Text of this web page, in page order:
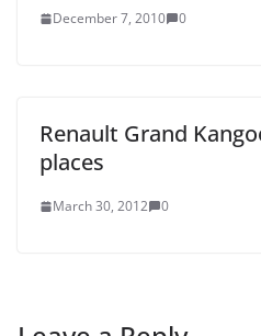
December 7, 2010 0
Renault Grand
places
March 30, 2012 0